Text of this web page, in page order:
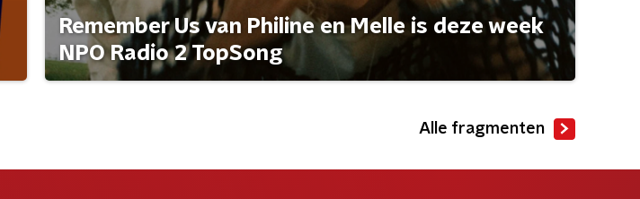
Remember Us van Philine en Melle is deze week
NPO Radio 2 TopSong
Alle fragmenten